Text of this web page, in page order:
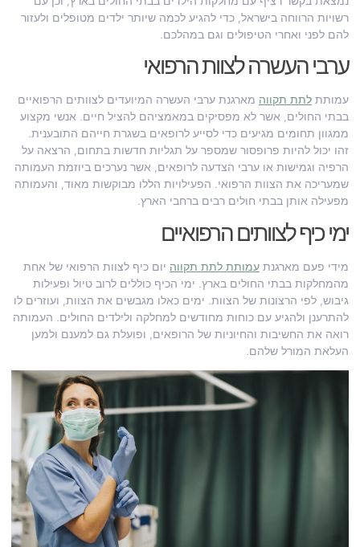
רשויות הרווחה בישראל, כדי להגיע לכמה שיותר ילדים מטופלים ולעזור
להם לפני ואחרי הטיפולים וגם במהלכם.
ערבי העשרה לצוות הרפואי
עמותת לתת תקווה מארגנת ערבי העשרה המיועדים לצוותים הרפואיים
בבתי החולים, אשר לא מפסיקים במאמציהם להציל חיים. אנשי מקצוע
ממגוון תחומים מגיעים כדי לסייע לרופאים בשגרת חייהם התובענית.
זהו יכול להיות פרופסור שמספר על תגליות חדשות בתחום, הרצאה על
הרפיה וגמישות או ערבי הצדעה לרופאים, אשר נערכים ביוזמת העמותה
שמעריכה את הצוות הרפואי. הפעילויות הללו מבוקשות מאוד, והעמותה
מפעילה אותן בבתי חולים רבים ברחבי הארץ.
ימי כיף לצוותים הרפואיים
מידי פעם מארגנת עמותת לתת תקווה יום כיף לצוות הרפואי של אחת
מהמחלקות בבתי החולים בארץ. ימי הכיף כוללים לרוב טיול ופעילות
גיבוש, לפי הרצונות של הצוות. ימים כאלו מגבשים את הצוות, ועוזרים לו
להתרענן ולהגיע עם כוחות מחודשים למחלקה ולילדים החולים. העמותה
רואה את החשיבות והחיוניות של הרופאים, ופועלת גם למענם ולמען
העלאת המורל שלהם.